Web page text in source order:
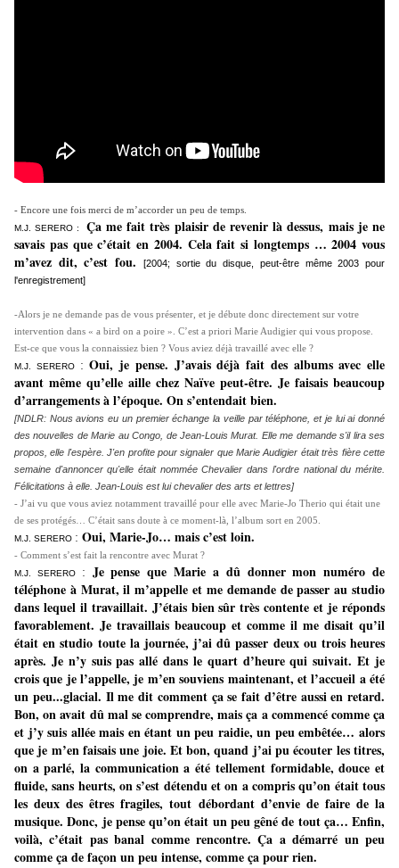
- Encore une fois merci de m’accorder un peu de temps.
M.J. SERERO:
Ça me fait très plaisir de revenir là dessus, mais je ne
savais pas que c’était en 2004. Cela fait si longtemps … 2004 vous
m’avez dit, c’est fou.
[2004; sortie du disque, peut-être même 2003 pour
l'enregistrement]
-Alors je ne demande pas de vous présenter, et je débute donc directement sur votre
intervention dans « a bird on a poire ». C’est a priori Marie Audigier qui vous propose.
Est-ce que vous la connaissiez bien ? Vous aviez déjà travaillé avec elle ?
M.J. SERERO :Oui, je pense. J’avais déjà fait des albums avec elle
avant même qu’elle aille chez Naïve peut-être. Je faisais beaucoup
d’arrangements à l’époque. On s’entendait bien.
[NDLR: Nous avions eu un premier échange la veille par téléphone, et je lui ai donné
des nouvelles de Marie au Congo, de Jean-Louis Murat. Elle me demande s'il lira ses
propos, elle l'espère. J'en profite pour signaler que Marie Audigier était très fière cette
semaine d'annoncer qu'elle était nommée Chevalier dans l'ordre national du mérite.
Félicitations à elle. Jean-Louis est lui chevalier des arts et lettres]
- J’ai vu que vous aviez notamment travaillé pour elle avec Marie-Jo Therio qui était une
de ses protégés… C’était sans doute à ce moment-là, l’album sort en 2005.
M.J. SERERO : Oui, Marie-Jo… mais c’est loin.
- Comment s’est fait la rencontre avec Murat ?
M.J. SERERO : Je pense que Marie a dû donner mon numéro de
téléphone à Murat, il m’appelle et me demande de passer au studio
dans lequel il travaillait. J’étais bien sûr très contente et je réponds
favorablement. Je travaillais beaucoup et comme il me disait qu’il
était en studio toute la journée, j’ai dû passer deux ou trois heures
après. Je n’y suis pas allé dans le quart d’heure qui suivait. Et je
crois que je l’appelle, je m’en souviens maintenant, et l’accueil a été
un peu...glacial. Il me dit comment ça se fait d’être aussi en retard.
Bon, on avait dû mal se comprendre, mais ça a commencé comme ça
et j’y suis allée mais en étant un peu raidie, un peu embêtée… alors
que je m’en faisais une joie. Et bon, quand j’ai pu écouter les titres,
on a parlé, la communication a été tellement formidable, douce et
fluide, sans heurts, on s’est détendu et on a compris qu’on était tous
les deux des êtres fragiles, tout débordant d’envie de faire de la
musique. Donc, je pense qu’on était un peu gêné de tout ça… Enfin,
voilà, c’était pas banal comme rencontre. Ça a démarré un peu
comme ça de façon un peu intense, comme ça pour rien.